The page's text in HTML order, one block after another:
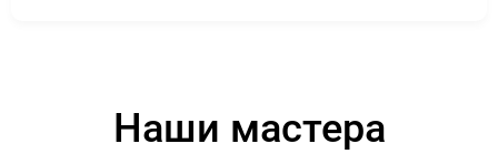
Наши мастера